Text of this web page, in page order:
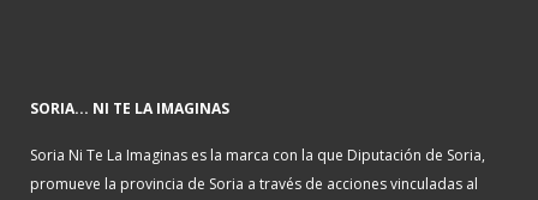
SORIA... NI TE LA IMAGINAS
Soria Ni Te La Imaginas es la marca con la que Diputación de Soria,
promueve la provincia de Soria a través de acciones vinculadas al